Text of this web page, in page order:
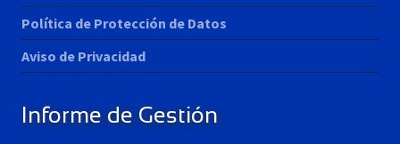
Política de Protección de Datos
Aviso de Privacidad
Informe de Gestión